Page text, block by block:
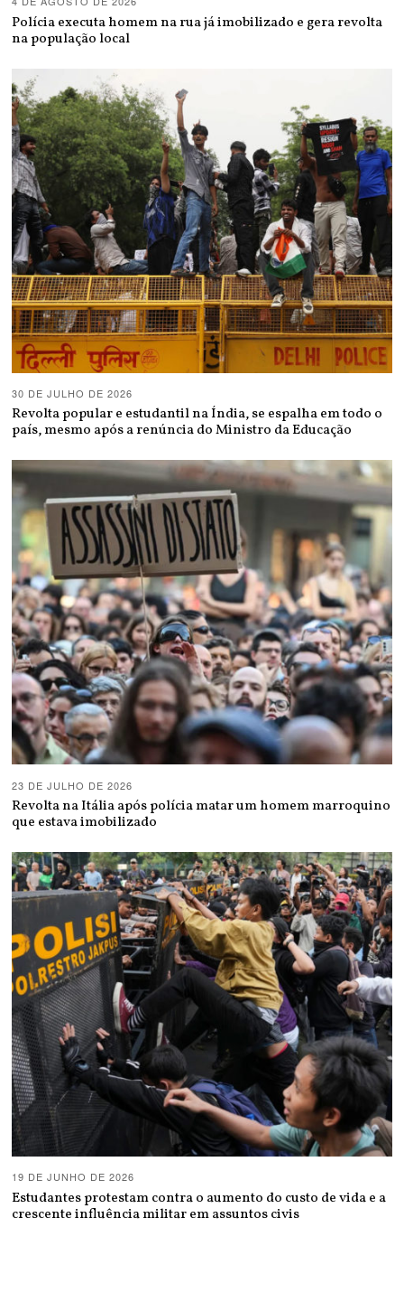
Polícia executa homem na rua já imobilizado e gera revolta
na população local
30 DE JULHO DE 2026
Revolta popular e estudantil na Índia, se espalha em todo o
país, mesmo após a renúncia do Ministro da Educação
23 DE JULHO DE 2026
Revolta na Itália após polícia matar um homem marroquino
que estava imobilizado
19 DE JUNHO DE 2026
Estudantes protestam contra o aumento do custo de vida e a
crescente influência militar em assuntos civis